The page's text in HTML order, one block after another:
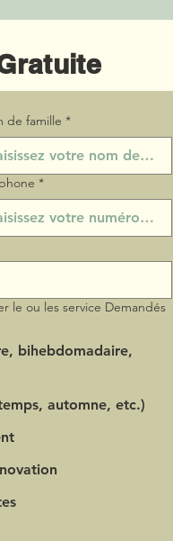
de famille *
*
le ou les service Demandés
bihebdomadaire,
automne, etc.)